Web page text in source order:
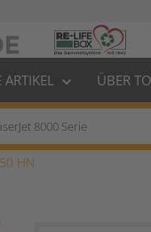
ARTIKEL keyboard_arrow_down ÜBER
HN